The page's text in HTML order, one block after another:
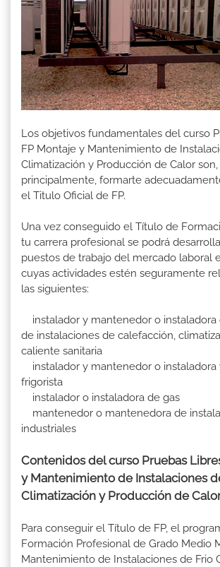
Los objetivos fundamentales del curso
FP Montaje y Mantenimiento de
Climatización y Producción de Calor son,
principalmente, formarte
el Titulo Oficial de FP.
Una vez conseguido el Título de
tu carrera profesional se podrá
puestos de trabajo del mercado laboral
cuyas actividades estén seguramente
las siguientes:
instalador y mantenedor o instaladora
de instalaciones de calefacción,
caliente sanitaria
instalador y mantenedor o instaladora
frigorista
instalador o instaladora de gas
mantenedor o mantenedora de
industriales
Contenidos del curso Pruebas
y Mantenimiento de Instalaciones
Climatización y Producción de
Para conseguir el Título de FP, el
Formación Profesional de Grado Medio
Mantenimiento de Instalaciones de Frio